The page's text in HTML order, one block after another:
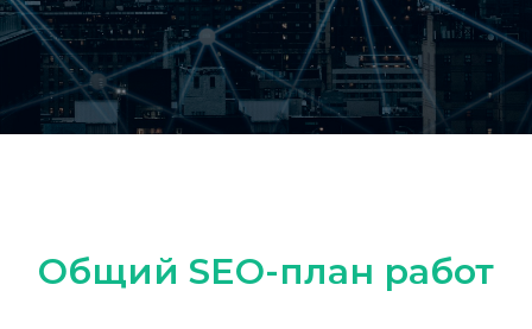
Общий SEO-план работ